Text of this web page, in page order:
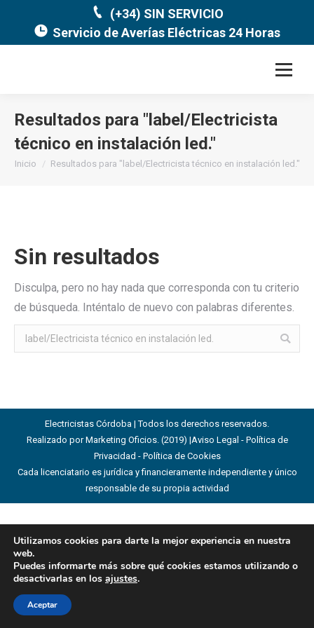
(+34) SIN SERVICIO
Servicio de Averías Eléctricas 24 Horas
Resultados para " label/Electricista
técnico en instalación led."
Estás aquí:
Inicio Resultados para "label/Electricista técnico en instalación led."
Sin resultados
Disculpa, pero no hay nada que corresponda con tu criterio
de búsqueda. Inténtalo de nuevo con palabras diferentes.
Buscar:
Electricistas Córdoba | Todos los derechos reservados.
Realizado por Marketing Oficios. (2019) |Aviso Legal - Política de
Privacidad - Política de Cookies
Cada licenciatario es jurídica y financieramente independiente y único
responsable de su propia actividad
Utilizamos cookies para darte la mejor experiencia en nuestra
web.
Puedes informarte más sobre qué cookies estamos utilizando o
desactivarlas en los ajustes.
Aceptar